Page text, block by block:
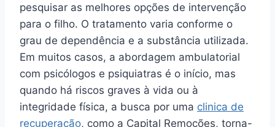
pesquisar as melhores opções de intervenção
para o filho. O tratamento varia conforme o
grau de dependência e a substância utilizada.
Em muitos casos, a abordagem ambulatorial
com psicólogos e psiquiatras é o início, mas
quando há riscos graves à vida ou à
integridade física, a busca por uma clinica de
recuperação, como a Capital Remoções, torna-